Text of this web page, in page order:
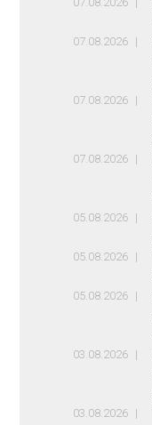
07.08.2026
07.08.2026
07.08.2026
05.08.2026
05.08.2026
05.08.2026
03.08.2026
03.08.2026